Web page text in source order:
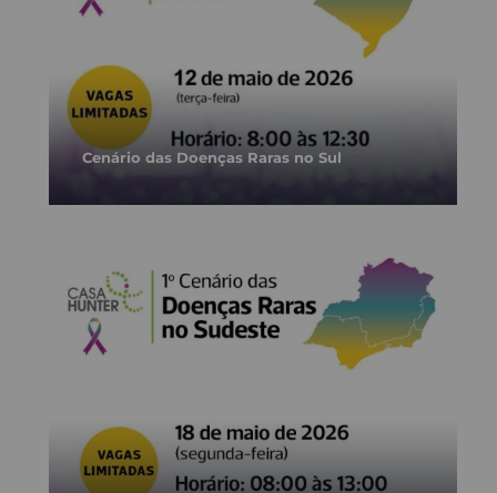
Cenário das Doenças Raras no Sul